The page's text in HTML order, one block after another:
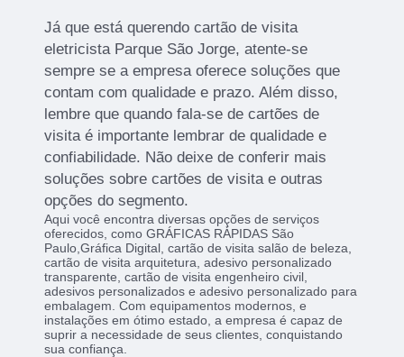
Já que está querendo cartão de visita
eletricista Parque São Jorge, atente-se
sempre se a empresa oferece soluções que
contam com qualidade e prazo. Além disso,
lembre que quando fala-se de cartões de
visita é importante lembrar de qualidade e
confiabilidade. Não deixe de conferir mais
soluções sobre cartões de visita e outras
opções do segmento.
Aqui você encontra diversas opções de serviços
oferecidos, como GRÁFICAS RÁPIDAS São
Paulo,Gráfica Digital, cartão de visita salão de beleza,
cartão de visita arquitetura, adesivo personalizado
transparente, cartão de visita engenheiro civil,
adesivos personalizados e adesivo personalizado para
embalagem. Com equipamentos modernos, e
instalações em ótimo estado, a empresa é capaz de
suprir a necessidade de seus clientes, conquistando
sua confiança.